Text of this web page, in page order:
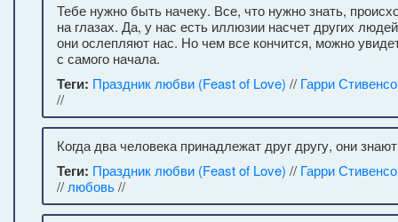
Тебе нужно быть начеку. Все, что нужно знать,
на глазах. Да, у нас есть иллюзии насчет других
они ослепляют нас. Но чем все кончится, можно
с самого начала.
Теги: Праздник любви (Feast of Love) // Гарри
//
Когда два человека принадлежат друг другу, они
Теги: Праздник любви (Feast of Love) // Гарри
// любовь//